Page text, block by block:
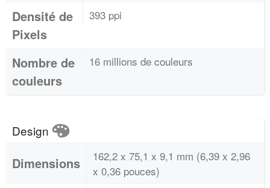
Densité de
Pixels
393 ppi
Nombre de
couleurs
16 millions de couleurs
Design
Dimensions
162,2 x 75,1 x 9,1 mm (6,39 x 2,96
x 0,36 pouces)